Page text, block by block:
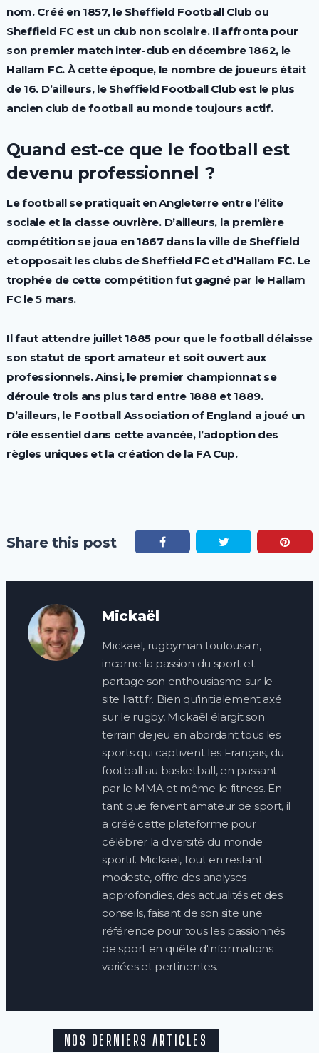
nom. Créé en 1857, le Sheffield Football Club ou
Sheffield FC est un club non scolaire. Il affronta pour
son premier match inter-club en décembre 1862, le
Hallam FC. À cette époque, le nombre de joueurs était
de 16. D’ailleurs, le Sheffield Football Club est le plus
ancien club de football au monde toujours actif.
Quand est-ce que le football est
devenu professionnel ?
Le football se pratiquait en Angleterre entre l’élite
sociale et la classe ouvrière. D’ailleurs, la première
compétition se joua en 1867 dans la ville de Sheffield
et opposait les clubs de Sheffield FC et d’Hallam FC. Le
trophée de cette compétition fut gagné par le Hallam
FC le 5 mars.
Il faut attendre juillet 1885 pour que le football délaisse
son statut de sport amateur et soit ouvert aux
professionnels. Ainsi, le premier championnat se
déroule trois ans plus tard entre 1888 et 1889.
D’ailleurs, le Football Association of England a joué un
rôle essentiel dans cette avancée, l’adoption des
règles uniques et la création de la FA Cup.
Share this post
Mickaël
Mickaël, rugbyman toulousain,
incarne la passion du sport et
partage son enthousiasme sur le
site lratt.fr. Bien qu'initialement axé
sur le rugby, Mickaël élargit son
terrain de jeu en abordant tous les
sports qui captivent les Français, du
football au basketball, en passant
par le MMA et même le fitness. En
tant que fervent amateur de sport, il
a créé cette plateforme pour
célébrer la diversité du monde
sportif. Mickaël, tout en restant
modeste, offre des analyses
approfondies, des actualités et des
conseils, faisant de son site une
référence pour tous les passionnés
de sport en quête d'informations
variées et pertinentes.
NOS DERNIERS ARTICLES